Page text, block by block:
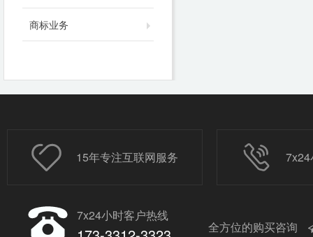
商标业务
15年专注互联网服务
7x24小时客户热线
全方位的购买咨询